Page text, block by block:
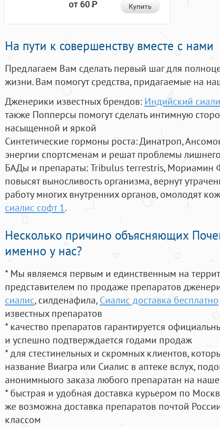
от 60Р Купить
На пути к совершенству вместе с нами
Предлагаем Вам сделать первый шаг для
жизни. Вам помогут средства, придагаемые на
Дженерики известных брендов: Индийский
также Попперсы помогут сделать интимную
насыщенной и яркой
Синтетические гормоны роста: Динатроп,
энергии спортсменам и решат проблемы
БАДы и препараты:Tribulus terrestris, Мориамин
повысят выносливость организма, вернут
работу многих внутренних органов, омолодят
сиалис софт 1.
Несколько причино объясняющих
именно у нас?
* Мы являемся первым и единственным на
представителем по продаже препаратов
сиалис, силденафила, Сиалис доставка бесплатно
известных препаратов
* качество препаратов гарантируется
и успешно подтверждается годами продаж
* для стестинельных и скромных клиентов,
название Виагра или Сиалис в аптеке вслух,
анонимныого заказа любого препаратан на
* быстрая и удобная доставка курьером по
же возможна доставка препаратов почтой
классом